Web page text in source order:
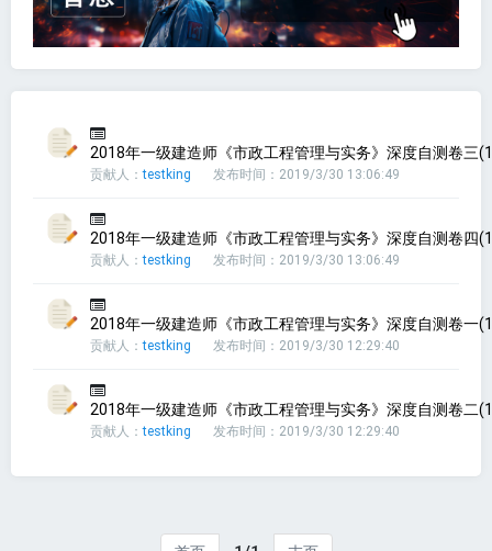
2018年一级建造师《市政工程管理与实务》深度自测卷三
贡献人：testking 发布时间：2019/3/30 13:06:49
2018年一级建造师《市政工程管理与实务》深度自测卷四
贡献人：testking 发布时间：2019/3/30 13:06:49
2018年一级建造师《市政工程管理与实务》深度自测卷一
贡献人：testking 发布时间：2019/3/30 12:29:40
2018年一级建造师《市政工程管理与实务》深度自测卷二
贡献人：testking 发布时间：2019/3/30 12:29:40